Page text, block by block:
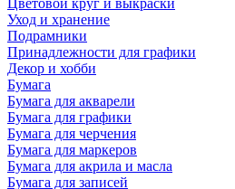
Цветовой круг и выкраски
Уход и хранение
Подрамники
Принадлежности для графики
Декор и хобби
Бумага
Бумага для акварели
Бумага для графики
Бумага для черчения
Бумага для маркеров
Бумага для акрила и масла
Бумага для записей